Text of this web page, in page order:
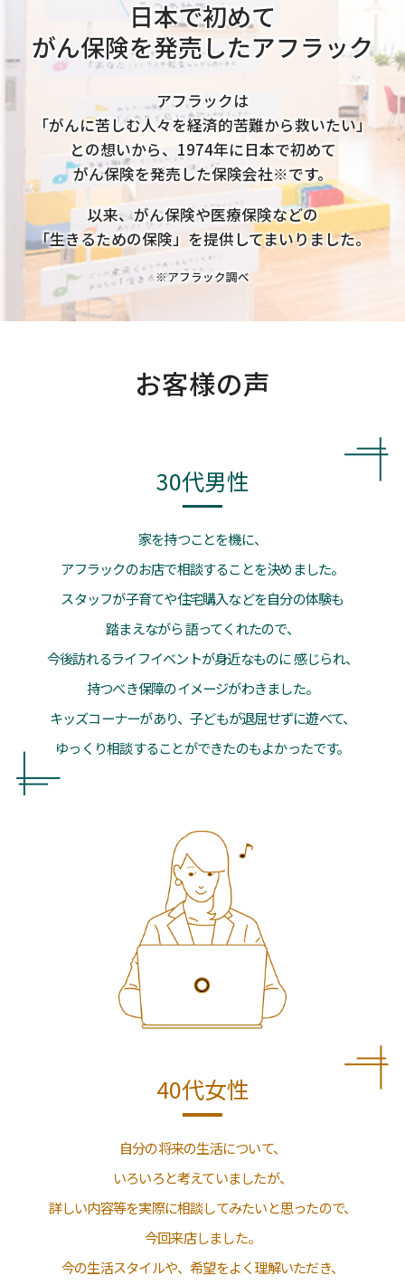
日本で初めて
がん保険を発売したアフラック
アフラックは
「がんに苦しむ人々を経済的苦難から救いたい」
との想いから、 1974年に日本で初めて
がん保険を発売した保険会社※です。
以来、がん保険や医療保険などの
「生きるための保険」を提供してまいりました。
※アフラック調べ
お客様の声
30代男性
家を持つことを機に、
アフラックのお店で相談することを決めました。
スタッフが子育てや住宅購入などを自分の体験も
踏まえながら語ってくれたので、
今後訪れるライフイベントが身近なものに感じられ、
持つべき保障のイメージがわきました。
キッズコーナーがあり、子どもが退屈せずに遊べて、
ゆっくり相談することができたのもよかったです。
40代女性
自分の将来の生活について、
いろいろと考えていましたが、
詳しい内容等を実際に相談してみたいと思ったので、
今回来店しました。
今の生活スタイルや、希望をよく理解いただき、